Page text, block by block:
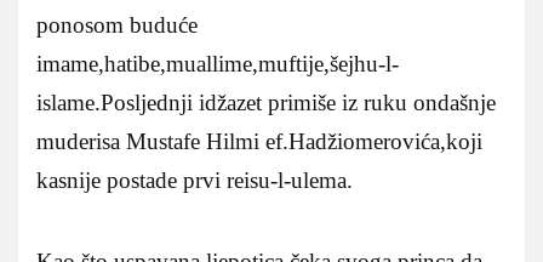
ponosom buduće
imame,hatibe,muallime,muftije,šejhu-l-
islame.Posljednji idžazet primiše iz ruku ondašnje
muderisa Mustafe Hilmi ef.Hadžiomerovića,koji
kasnije postade prvi reisu-l-ulema.